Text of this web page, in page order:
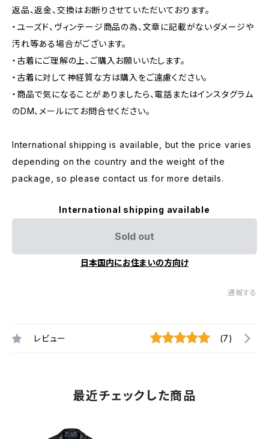
返品、返金、交換はお断りさせていただいております。
・ユーズド、ヴィンテージ商品の為、文章に記載がないダメージや
汚れ等ある場合がございます。
・古着にご理解の上、ご購入お願いいたします。
・古着に対して神経質な方は購入をご遠慮ください。
・商品で気になることがありましたら、電話またはインスタグラム
のDM、メールにてお問合せください。
International shipping is available, but the price varies
depending on the country and the weight of the
package, so please contact us for more details.
International shipping available
Sold out
日本国内にお住まいの方向け
通報する
レビュー (7)
最近チェックした商品